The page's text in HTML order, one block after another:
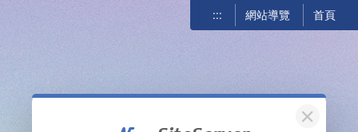
::: 網站導覽 首頁
關閉